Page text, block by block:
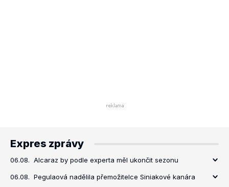
Expres zprávy
06.08. Alcaraz by podle experta měl ukončit sezonu
06.08. Pegulaová nadělila přemožitelce Siniakové kanára